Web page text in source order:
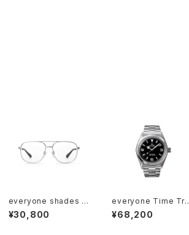
everyone shades "J
OTARO"
¥30,800
everyone Time Tra
veler by VAGUE WA
TCH CO.
¥68,200